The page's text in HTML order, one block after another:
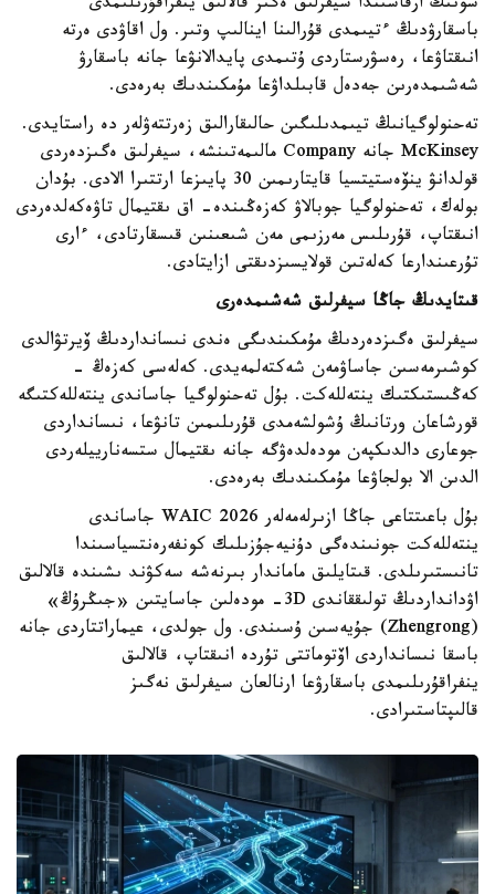
باسقارۋدىڭ ءتيىمدى قۇرالىنا اينالىپ وتىر. ول اقاۋدى ەرتە
انىقتاۋعا، رەسۋرستاردى ۇتىمدى پايدالانۋعا جانە باسقارۋ
شەشىمدەرىن جەدەل قابىلداۋعا مۇمكىندىك بەرەدى.
تەحنولوگيانىڭ تيىمدىلىگىن حالىقارالىق زەرتتەۋلەر دە راستايدى.
McKinsey جانە Company مالىمەتىنشە، سيفرلىق ەگىزدەردى
قولدانۋ ينۆەستيتسيا قايتارىمىن 30 پايىزعا ارتتىرا الادى. بۇدان
بولەك، تەحنولوگيا جوبالاۋ كەزەڭىندە- اق ىقتيمال تاۋەكەلدەردى
انىقتاپ، قۇرىلىس مەرزىمى مەن شىعىنىن قىسقارتادى، ءارى
تۇرعىندارعا كەلەتىن قولايسىزدىقتى ازايتادى.
قىتايدىڭ جاڭا سيفرلىق شەشىمدەرى
سيفرلىق ەگىزدەردىڭ مۇمكىندىگى ەندى نىسانداردىڭ ۆيرتۋالدى
كوشىرمەسىن جاساۋمەن شەكتەلمەيدى. كەلەسى كەزەڭ -
كەڭىستىكتىك ينتەللەكت. بۇل تەحنولوگيا جاساندى ينتەللەكتىگە
قورشاعان ورتانىڭ ۇشولشەمدى قۇرىلىمىن تانۋعا، نىسانداردى
جوعارى دالدىكپەن مودەلدەۋگە جانە ىقتيمال ستسەنارييلەردى
الدىن الا بولجاۋعا مۇمكىندىك بەرەدى.
بۇل باعىتتاعى جاڭا ازىرلەمەلەر WAIC 2026 جاساندى
ينتەللەكت جونىندەگى دۇنيەجۇزىلىك كونفەرەنتسياسىندا
تانىستىرىلدى. قىتايلىق ماماندار بىرنەشە سەكۋند ىشىندە قالالىق
اۋدانداردىڭ تولىققاندى 3D- مودەلىن جاسايتىن «جىڭرۇڭ»
(Zhengrong) جۇيەسىن ۇسىندى. ول جولدى، عيماراتتاردى جانە
باسقا نىسانداردى اۆتوماتتى تۇردە انىقتاپ، قالالىق
ينفراقۇرىلىمدى باسقارۋعا ارنالعان سيفرلىق نەگىز
قالىپتاستىرادى.